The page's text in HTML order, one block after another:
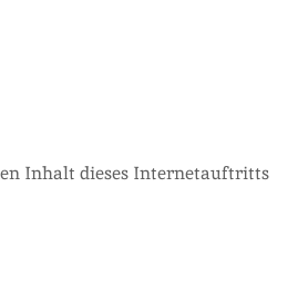
Inhalt dieses Internetauftritts